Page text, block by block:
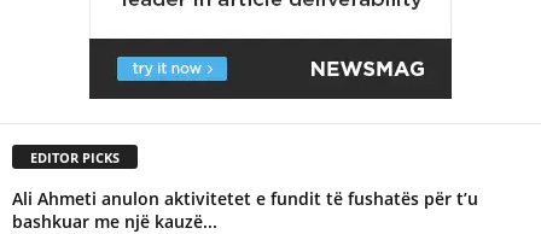
EDITOR PICKS
Ali Ahmeti anulon aktivitetet e fundit të fushatës për t’u
bashkuar me një kauzë...